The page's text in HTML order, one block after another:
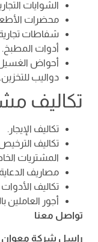
الشوايات
محضرات
شفاطات
أدوات المطبخ.
أحواض
دواليب للتخزين.
تكاليف
تكاليف الإيجار.
تكاليف
المشتريات
مصاريف
تكاليف
أجور العاملين
تواصل معنا
راسل شركة